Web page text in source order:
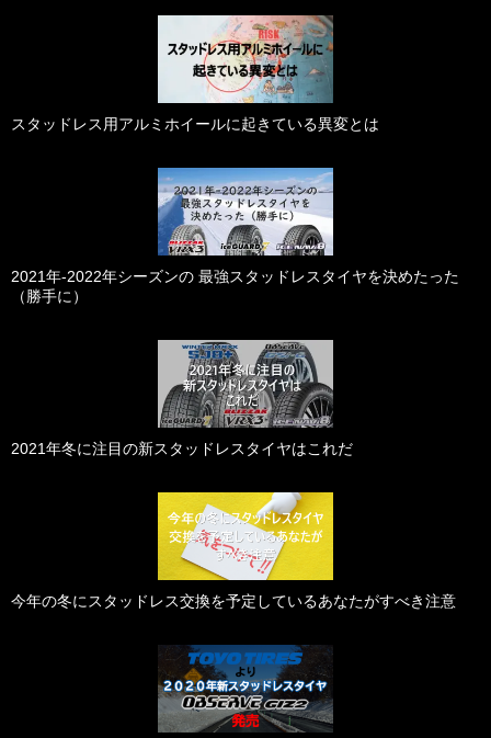
スタッドレス用アルミホイールに起きている異変とは
2021年-2022年シーズンの 最強スタッドレスタイヤを決めたった
（勝手に）
2021年冬に注目の新スタッドレスタイヤはこれだ
今年の冬にスタッドレス交換を予定しているあなたがすべき注意